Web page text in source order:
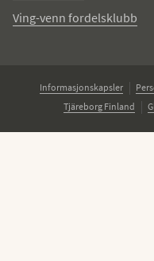
Ving-venn fordelsklubb
Informasjonskapsler
Tjäreborg Finland